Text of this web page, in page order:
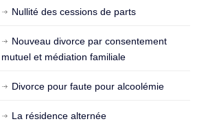
Nullité des cessions de parts
Nouveau divorce par consentement
mutuel et médiation familiale
Divorce pour faute pour alcoolémie
La résidence alternée